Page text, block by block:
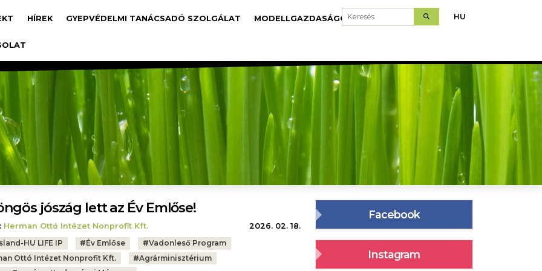
HÍREK GYEPVÉDELMI TANÁCSADÓ SZOLGÁLAT MODELLGAZDASÁGOK LETÖLTÉS
Keresés HU
jószág lett az Év Emlőse!
Herman Ottó Intézet Nonprofit Kft.
2026. 02. 18.
HU LIFE IP #Év Emlőse #Vadonleső Program
Ottó Intézet Nonprofit Kft. #Agrárminisztérium
Facebook
Instagram